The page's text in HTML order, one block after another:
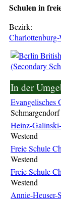
Schulen in
Bezirk:
In der
Evangelisches
Schmargendorf
Heinz-
Westend
Freie Schule
Westend
Freie Schule
Westend
Annie-Heuser-